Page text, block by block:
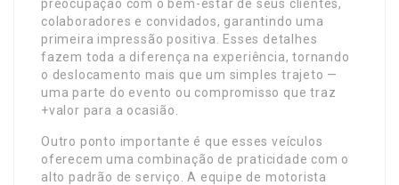
preocupação com o bem-estar de seus clientes,
colaboradores e convidados, garantindo uma
primeira impressão positiva. Esses detalhes
fazem toda a diferença na experiência, tornando
o deslocamento mais que um simples trajeto —
uma parte do evento ou compromisso que traz
+valor para a ocasião.
Outro ponto importante é que esses veículos
oferecem uma combinação de praticidade com o
alto padrão de serviço. A equipe de motorista